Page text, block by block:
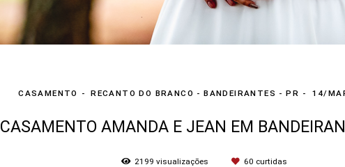
CASAMENTO RECANTO DO BRANCO - BANDEIRANTES - PR 14/
CASAMENTO AMANDA E JEAN EM
2199 visualizações 60 curtidas